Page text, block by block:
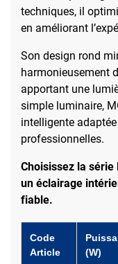
techniques, il
en améliorant
Son design rond
harmonieusement
apportant une
simple luminaire,
intelligente
professionnelles.
Choisissez la série
un éclairage
fiable.
Code
Article
(W)